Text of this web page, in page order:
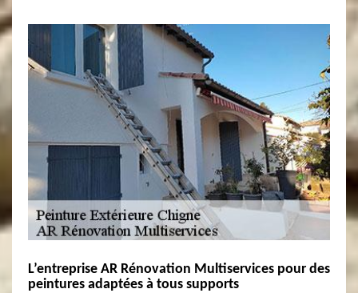
L’entreprise AR Rénovation Multiservices pour des
peintures adaptées à tous supports